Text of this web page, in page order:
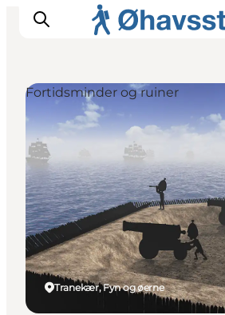
Inspiration
Vandreruter
Planlægning
Tranekær, Fyn og øerne
Fortidsminder og ruiner